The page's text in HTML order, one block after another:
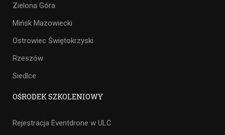
Zielona Góra
Mińsk Mazowiecki
Ostrowiec Świętokrzyski
Rzeszów
Siedlce
OŚRODEK SZKOLENIOWY
Rejestracja Eventdrone w ULC